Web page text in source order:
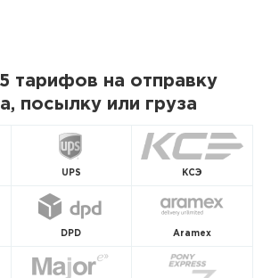
тарифов на отправку
посылку или груза
UPS КСЭ
DPD Aramex